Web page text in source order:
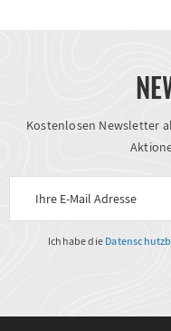
Kostenlosen Newsletter
Ich habe die